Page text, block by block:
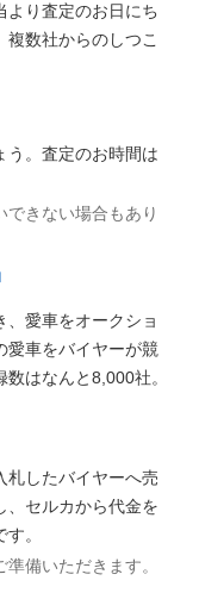
より査定のお日にち
数社からのしつこ
う。査定のお時間は
きない場合もあり
愛車をオークショ
愛車をバイヤーが競
数はなんと8,000社。
札したバイヤーへ売
、セルカから代金を
。
備いただきます。